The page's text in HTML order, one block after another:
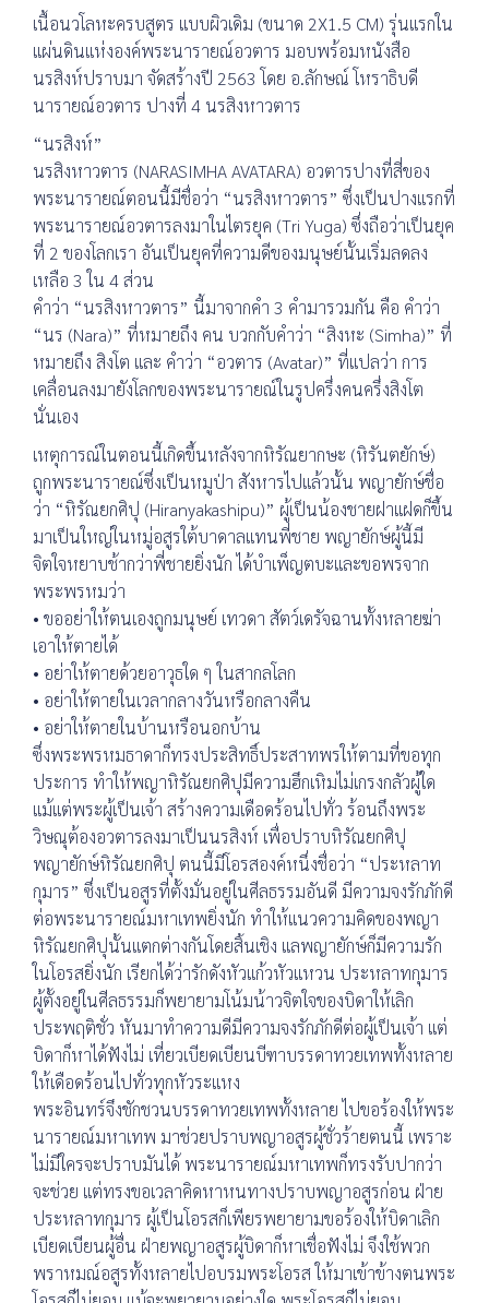
เนื้อนวโลหะครบสูตร แบบผิวเดิม (ขนาด 2X1.5 CM) รุ่นแรกใน
แผ่นดินแห่งองค์พระนารายณ์อวตาร มอบพร้อมหนังสือ
นรสิงห์ปราบมา จัดสร้างปี 2563 โดย อ.ลักษณ์ โหราธิบดี
นารายณ์อวตาร ปางที่ 4 นรสิงหาวตาร
“นรสิงห์”
นรสิงหาวตาร (NARASIMHA AVATARA) อวตารปางที่สี่ของ
พระนารายณ์ตอนนี้มีชื่อว่า “นรสิงหาวตาร” ซึ่งเป็นปางแรกที่
พระนารายณ์อวตารลงมาในไตรยุค (Tri Yuga) ซึ่งถือว่าเป็นยุค
ที่ 2 ของโลกเรา อันเป็นยุคที่ความดีของมนุษย์นั้นเริ่มลดลง
เหลือ 3 ใน 4 ส่วน
คำว่า “นรสิงหาวตาร” นี้มาจากคำ 3 คำมารวมกัน คือ คำว่า
“นร (Nara)” ที่หมายถึง คน บวกกับคำว่า “สิงหะ (Simha)” ที่
หมายถึง สิงโต และ คำว่า “อวตาร (Avatar)” ที่แปลว่า การ
เคลื่อนลงมายังโลกของพระนารายณ์ในรูปครึ่งคนครึ่งสิงโต
นั่นเอง
เหตุการณ์ในตอนนี้เกิดขึ้นหลังจากหิรัณยากษะ (หิรันตยักษ์)
ถูกพระนารายณ์ซึ่งเป็นหมูป่า สังหารไปแล้วนั้น พญายักษ์ชื่อ
ว่า “หิรัณยกศิปุ (Hiranyakashipu)” ผู้เป็นน้องชายฝาแฝดก็ขึ้น
มาเป็นใหญ่ในหมู่อสูรใต้บาดาลแทนพี่ชาย พญายักษ์ผู้นี้มี
จิตใจหยาบช้ากว่าพี่ชายยิ่งนัก ได้บำเพ็ญตบะและขอพรจาก
พระพรหมว่า
• ขออย่าให้ตนเองถูกมนุษย์ เทวดา สัตว์เดรัจฉานทั้งหลายฆ่า
เอาให้ตายได้
• อย่าให้ตายด้วยอาวุธใด ๆ ในสากลโลก
• อย่าให้ตายในเวลากลางวันหรือกลางคืน
• อย่าให้ตายในบ้านหรือนอกบ้าน
ซึ่งพระพรหมธาดาก็ทรงประสิทธิ์ประสาทพรให้ตามที่ขอทุก
ประการ ทำให้พญาหิรัณยกศิปุมีความฮึกเหิมไม่เกรงกลัวผู้ใด
แม้แต่พระผู้เป็นเจ้า สร้างความเดือดร้อนไปทั่ว ร้อนถึงพระ
วิษณุต้องอวตารลงมาเป็นนรสิงห์ เพื่อปราบหิรัณยกศิปุ
พญายักษ์หิรัณยกศิปุ ตนนี้มีโอรสองค์หนึ่งชื่อว่า “ประหลาท
กุมาร” ซึ่งเป็นอสูรที่ตั้งมั่นอยู่ในศีลธรรมอันดี มีความจงรักภักดี
ต่อพระนารายณ์มหาเทพยิ่งนัก ทำให้แนวความคิดของพญา
หิรัณยกศิปุนั้นแตกต่างกันโดยสิ้นเชิง แลพญายักษ์ก็มีความรัก
ในโอรสยิ่งนัก เรียกได้ว่ารักดังหัวแก้วหัวแหวน ประหลาทกุมาร
ผู้ตั้งอยู่ในศีลธรรมก็พยายามโน้มน้าวจิตใจของบิดาให้เลิก
ประพฤติชั่ว หันมาทำความดีมีความจงรักภักดีต่อผู้เป็นเจ้า แต่
บิดาก็หาได้ฟังไม่ เที่ยวเบียดเบียนบีฑาบรรดาทวยเทพทั้งหลาย
ให้เดือดร้อนไปทั่วทุกหัวระแหง
พระอินทร์จึงชักชวนบรรดาทวยเทพทั้งหลาย ไปขอร้องให้พระ
นารายณ์มหาเทพ มาช่วยปราบพญาอสูรผู้ชั่วร้ายตนนี้ เพราะ
ไม่มีใครจะปราบมันได้ พระนารายณ์มหาเทพก็ทรงรับปากว่า
จะช่วย แต่ทรงขอเวลาคิดหาหนทางปราบพญาอสูรก่อน ฝ่าย
ประหลาทกุมาร ผู้เป็นโอรสก็เพียรพยายามขอร้องให้บิดาเลิก
เบียดเบียนผู้อื่น ฝ่ายพญาอสูรผู้บิดาก็หาเชื่อฟังไม่ จึงใช้พวก
พราหมณ์อสูรทั้งหลายไปอบรมพระโอรส ให้มาเข้าข้างตนพระ